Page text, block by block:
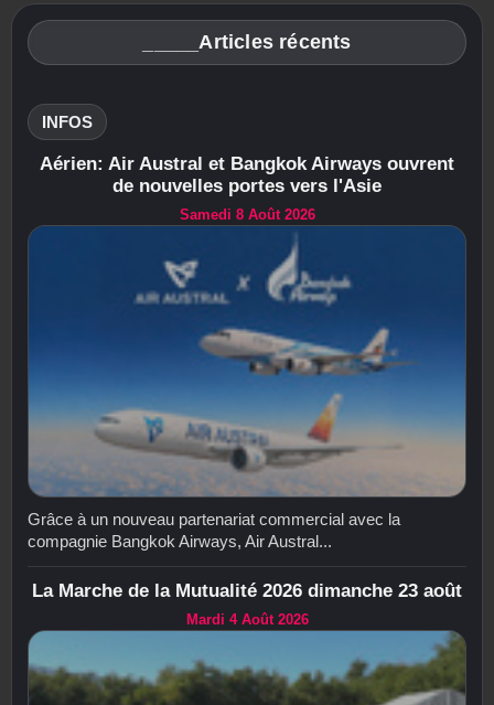
_____Articles récents
INFOS
Aérien: Air Austral et Bangkok Airways ouvrent
de nouvelles portes vers l'Asie
Samedi 8 Août 2026
Grâce à un nouveau partenariat commercial avec la
compagnie Bangkok Airways, Air Austral...
La Marche de la Mutualité 2026 dimanche 23 août
Mardi 4 Août 2026